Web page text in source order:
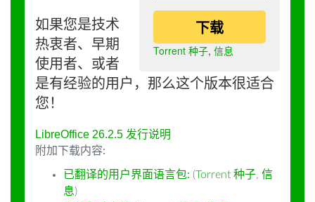
下载
Torrent 种子, 信息
如果您是技术
热衷者、早期
使用者、或者
是有经验的用户，那么这个版本很适合
您！
LibreOffice 26.2.5 发行说明
附加下载内容:
已翻译的用户界面语言包: (Torrent 种子, 信
息)